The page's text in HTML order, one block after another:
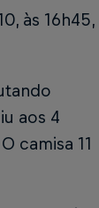
às 16h45,
aos 4
camisa 11